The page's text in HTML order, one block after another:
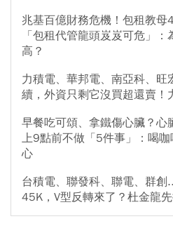
兆基百億財務危機！包租教母
「包租代管龍頭岌岌可危」
高？
力積電、華邦電、南亞科、
續，外資只剩它沒買超還賣！
早餐吃可頌、拿鐵傷心臟？
上9點前不做「5件事」：喝
心
台積電、聯發科、聯電、群
45K，V型反轉來了？杜金龍先